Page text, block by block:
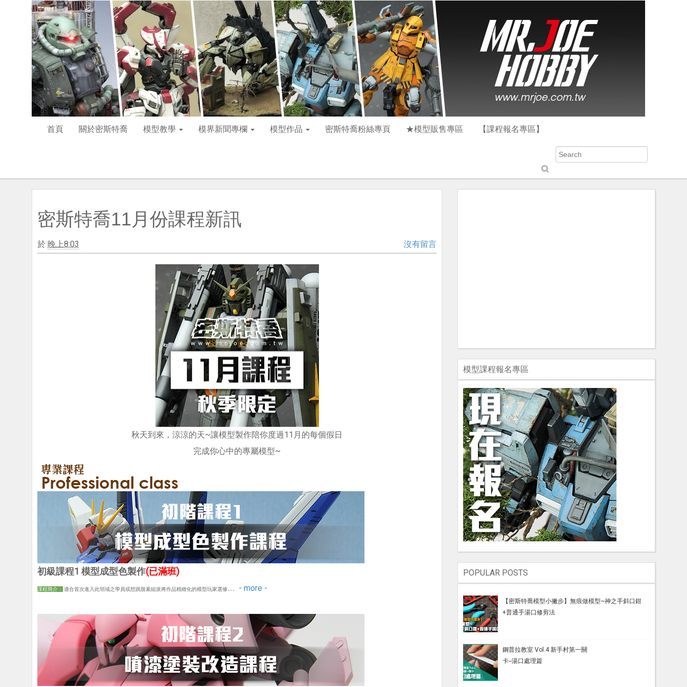
首頁 關於密斯特喬 模型教學 模界新聞專欄 模型作品 密斯特喬粉絲專頁 ★模型販售專區 【課程報名專區】
S
u
b
密斯特喬11月份課程新訊
於 晚上8:03 沒有留言
秋天到來，涼涼的天~讓模型製作陪你度過11月的每個假日
完成你心中的專屬模型~
初級課程1 模型成型色製作(已滿班)
課程簡介： 適合首次進入此領域之學員或想跳脫素組派將作品精緻化的模型玩家選修… - more -
模型課程報名專區
POPULAR POSTS
【密斯特喬模型小撇步】無痕做模型~神之手斜口鉗
+普通手湯口修剪法
鋼普拉教室 Vol.4 新手村第一關
卡--湯口處理篇